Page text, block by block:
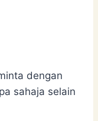
dengan
sahaja selain